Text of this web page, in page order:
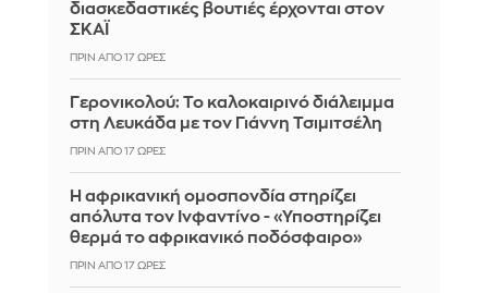
διασκεδαστικές βουτιές έρχονται στον
ΣΚΑΪ
ΠΡΙΝ ΑΠΌ 17 ΏΡΕΣ
Γερονικολού: Το καλοκαιρινό διάλειμμα
στη Λευκάδα με τον Γιάννη Τσιμιτσέλη
ΠΡΙΝ ΑΠΌ 17 ΏΡΕΣ
Η αφρικανική ομοσπονδία στηρίζει
απόλυτα τον Ινφαντίνο - «Υποστηρίζει
θερμά το αφρικανικό ποδόσφαιρο»
ΠΡΙΝ ΑΠΌ 17 ΏΡΕΣ